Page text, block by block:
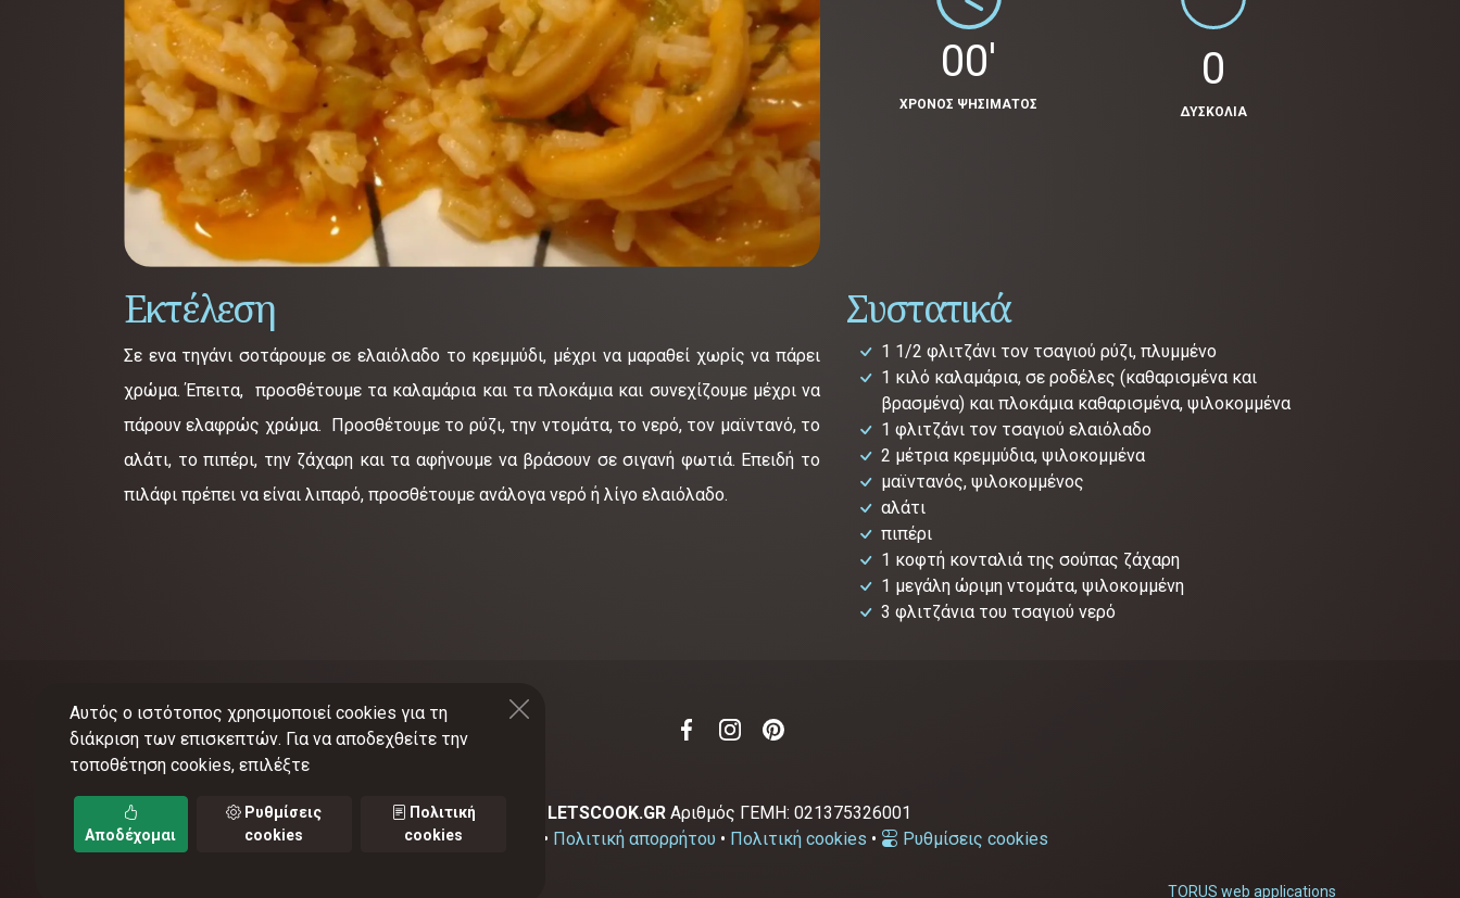
00'
ΧΡΟΝΟΣ ΨΗΣΙΜΑΤΟΣ
0
ΔΥΣΚΟΛΙΑ
Συστατικά
1 1/2 φλιτζάνι τον τσαγιού ρύζι, πλυμμένο
1 κιλό καλαμάρια, σε ροδέλες (καθαρισμένα και
βρασμένα) και πλοκάμια καθαρισμένα, ψιλοκομμένα
1 φλιτζάνι τον τσαγιού ελαιόλαδο
2 μέτρια κρεμμύδια, ψιλοκομμένα
μαϊντανός, ψιλοκομμένος
αλάτι
πιπέρι
1 κοφτή κονταλιά της σούπας ζάχαρη
1 μεγάλη ώριμη ντομάτα, ψιλοκομμένη
3 φλιτζάνια του τσαγιού νερό
Εκτέλεση
Σε ενα τηγάνι σοτάρουμε σε ελαιόλαδο το κρεμμύδι, μέχρι να μαραθεί χωρίς να πάρει
χρώμα. Έπειτα, προσθέτουμε τα καλαμάρια και τα πλοκάμια και συνεχίζουμε μέχρι να
πάρουν ελαφρώς χρώμα. Προσθέτουμε το ρύζι, την ντομάτα, το νερό, τον μαϊντανό, το
αλάτι, το πιπέρι, την ζάχαρη και τα αφήνουμε να βράσουν σε σιγανή φωτιά. Επειδή το
πιλάφι πρέπει να είναι λιπαρό, προσθέτουμε ανάλογα νερό ή λίγο ελαιόλαδο.
©2012-2026 LETSCOOK.GR Αριθμός ΓΕΜΗ: 021375326001
Όροι χρήσης
• Πολιτική απορρήτου • Πολιτική cookies • Ρυθμίσεις cookies
TORUS web applications
Αυτός ο ιστότοπος χρησιμοποιεί cookies για τη
διάκριση των επισκεπτών. Για να αποδεχθείτε την
τοποθέτηση cookies, επιλέξτε
Αποδέχομαι
Ρυθμίσεις
cookies
Πολιτική
cookies